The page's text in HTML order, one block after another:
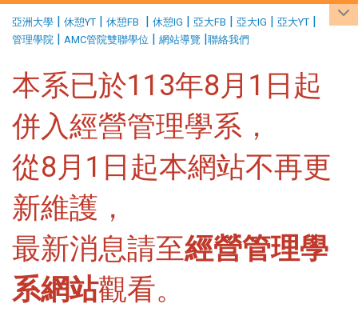
亞洲大學 | 休憩YT | 休憩FB | 休憩IG | 亞大FB | 亞大IG | 亞大YT |
管理學院 | AMC管院雙聯學位 | 網站導覽 |聯絡我們
本系已於113年8月1日起
併入經營管理學系，
從8月1日起本網站不再更
新維護，
最新消息請至經營管理學
系網站觀看。